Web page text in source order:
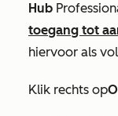
Hub
toegang tot
hiervoor als
Klik rechts op